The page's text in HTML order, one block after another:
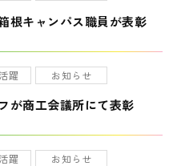
根キャンパス職員が表彰
躍 お知らせ
が商工会議所にて表彰
躍 お知らせ